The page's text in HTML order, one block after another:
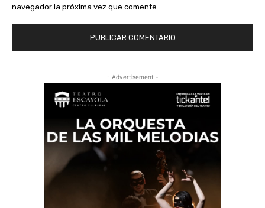
navegador la próxima vez que comente.
- Advertisement -